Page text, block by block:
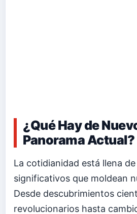
¿Qué Hay de
Panorama Actual?
La cotidianidad está llena
significativos que moldean
Desde descubrimientos
revolucionarios hasta